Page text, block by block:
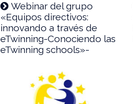
Webinar del grupo
«Equipos directivos:
innovando a través de
eTwinning-Conociendo las
eTwinning schools»-